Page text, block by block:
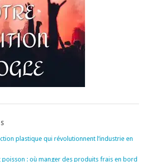
plastique qui révolutionnent l’industrie en
poisson : où manger des produits frais en bord